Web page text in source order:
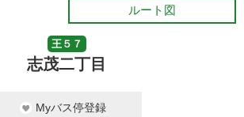
ルート図
王５７
志茂二丁目
Myバス停登録